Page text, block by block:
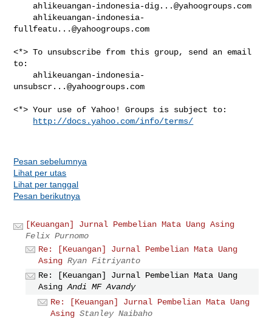
ahlikeuangan-indonesia-dig...@yahoogroups.com
ahlikeuangan-indonesia-
fullfeatu...@yahoogroups.com
<*> To unsubscribe from this group, send an email
to:
ahlikeuangan-indonesia-
unsubscr...@yahoogroups.com
<*> Your use of Yahoo! Groups is subject to:
http://docs.yahoo.com/info/terms/
Pesan sebelumnya
Lihat per utas
Lihat per tanggal
Pesan berikutnya
[Keuangan] Jurnal Pembelian Mata Uang Asing
Felix Purnomo
Re: [Keuangan] Jurnal Pembelian Mata Uang
Asing Ryan Fitriyanto
Re: [Keuangan] Jurnal Pembelian Mata Uang
Asing Andi MF Avandy
Re: [Keuangan] Jurnal Pembelian Mata Uang
Asing Stanley Naibaho